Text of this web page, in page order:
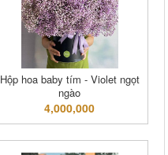
Hộp hoa baby tím - Violet ngọt
ngào
4,000,000